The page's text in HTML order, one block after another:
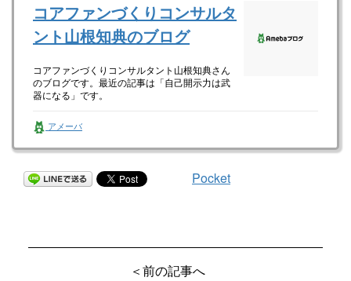
コアファンづくりコンサルタ
ント山根知典のブログ
コアファンづくりコンサルタント山根知典さん
のブログです。最近の記事は「自己開示力は武
器になる」です。
アメーバ
Pocket
＜前の記事へ